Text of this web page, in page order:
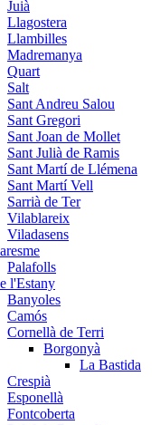
Juià
Llagostera
Llambilles
Madremanya
Quart
Salt
Sant Andreu Salou
Sant Gregori
Sant Joan de Mollet
Sant Julià de Ramis
Sant Martí de Llémena
Sant Martí Vell
Sarrià de Ter
Vilablareix
Viladasens
Palafolls
l'Estany
Banyoles
Camós
Cornellà de Terri
Borgonyà
La Bastida
Crespià
Esponellà
Fontcoberta